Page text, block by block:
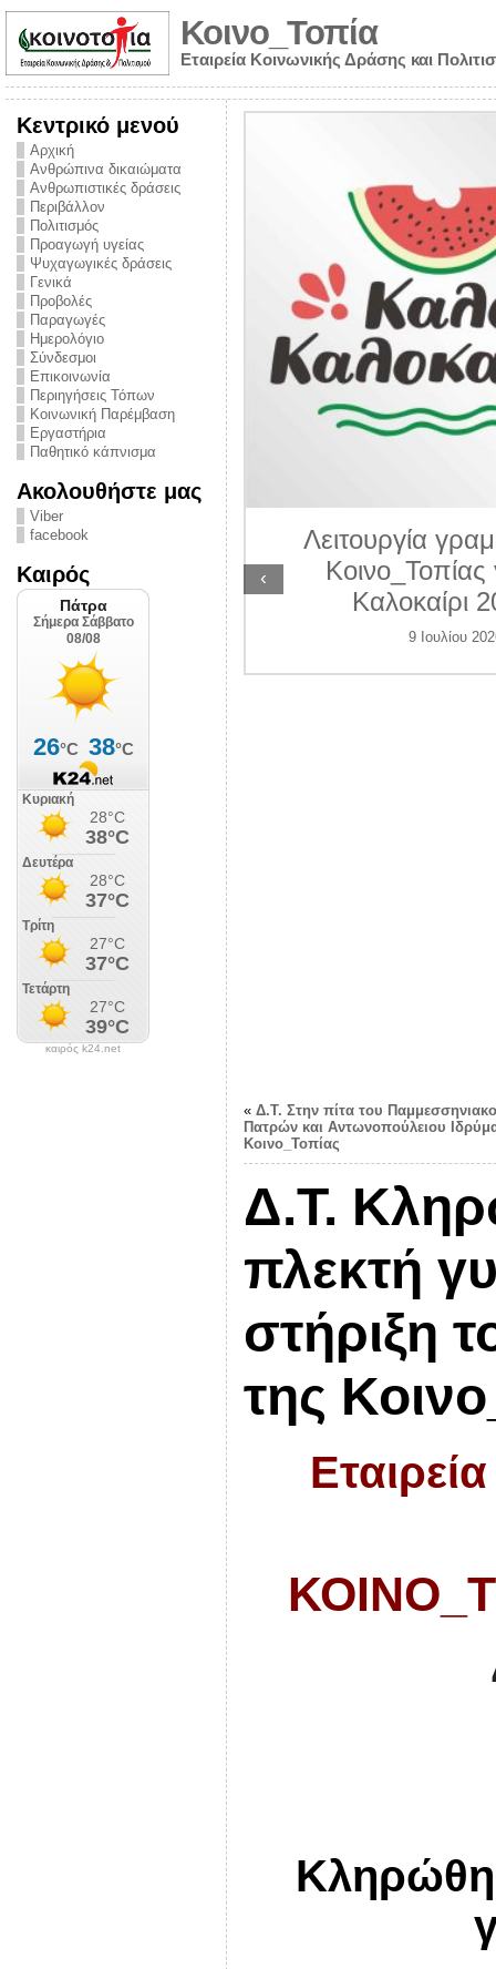
Κοινο_Τοπία
Εταιρεία Κοινωνικής Δράσης και
Κεντρικό μενού
Αρχική
Ανθρώπινα δικαιώματα
Ανθρωπιστικές δράσεις
Περιβάλλον
Πολιτισμός
Προαγωγή υγείας
Ψυχαγωγικές δράσεις
Γενικά
Προβολές
Παραγωγές
Ημερολόγιο
Σύνδεσμοι
Επικοινωνία
Περιηγήσεις Τόπων
Κοινωνική Παρέμβαση
Εργαστήρια
Παθητικό κάπνισμα
Ακολουθήστε μας
Viber
facebook
Καιρός
καιρός k24.net
από την
την ημέρα
και
στο
2026
Λειτουργία
Κοινο_Τοπίας
Καλοκαίρι
9 Ιουλίου
‹
« Δ.Τ. Στην πίτα του
Πατρών και Αντωνοπούλειου
Κοινο_Τοπίας
Δ.Τ.
πλεκτή
στήριξη
της